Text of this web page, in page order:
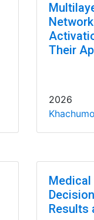
Their
2026
Medical
Results